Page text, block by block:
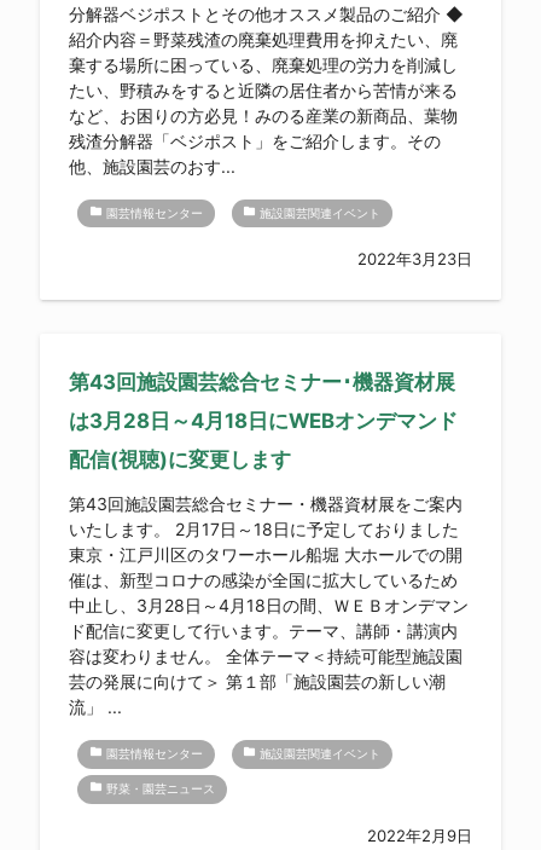
分解器ベジポストとその他オススメ製品のご紹介 ◆
紹介内容＝野菜残渣の廃棄処理費用を抑えたい、廃
棄する場所に困っている、廃棄処理の労力を削減し
たい、野積みをすると近隣の居住者から苦情が来る
など、お困りの方必見！みのる産業の新商品、葉物
残渣分解器「ベジポスト」をご紹介します。その
他、施設園芸のおす...
folder 園芸情報センター folder 施設園芸関連イベント
2022年3月23日
第43回施設園芸総合セミナー･機器資材展
は3月28日～4月18日にWEBオンデマンド
配信(視聴)に変更します
第43回施設園芸総合セミナー・機器資材展をご案内
いたします。 2月17日～18日に予定しておりました
東京・江戸川区のタワーホール船堀 大ホールでの開
催は、新型コロナの感染が全国に拡大しているため
中止し、3月28日～4月18日の間、ＷＥＢオンデマン
ド配信に変更して行います。テーマ、講師・講演内
容は変わりません。 全体テーマ＜持続可能型施設園
芸の発展に向けて＞ 第１部「施設園芸の新しい潮
流」 ...
folder 園芸情報センター folder 施設園芸関連イベント
folder 野菜・園芸ニュース
2022年2月9日